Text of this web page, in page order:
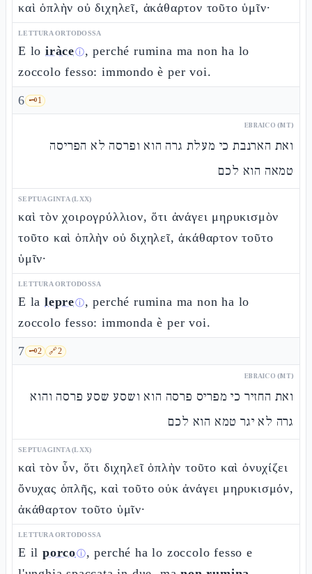
καὶ ὁπλὴν οὐ διχηλεῖ, ἀκάθαρτον τοῦτο ὑμῖν·
LETTURA ORTODOSSA
E lo iràceⓘ, perché rumina ma non ha lo
zoccolo fesso: immondo è per voi.
6 🗝️1
EBRAICO (MT)
ואת הארנבת כי מעלת גרה הוא ופרסה לא הפריסה
טמאה הוא לכם
SEPTUAGINTA (LXX)
καὶ τὸν χοιρογρύλλιον, ὅτι ἀνάγει μηρυκισμὸν
τοῦτο καὶ ὁπλὴν οὐ διχηλεῖ, ἀκάθαρτον τοῦτο
ὑμῖν·
LETTURA ORTODOSSA
E la lepreⓘ, perché rumina ma non ha lo
zoccolo fesso: immonda è per voi.
7 🗝️2 🔗2
EBRAICO (MT)
ואת החזיר כי מפריס פרסה הוא ושסע שסע פרסה והוא
גרה לא יגר טמא הוא לכם
SEPTUAGINTA (LXX)
καὶ τὸν ὗν, ὅτι διχηλεῖ ὁπλὴν τοῦτο καὶ ὀνυχίζει
ὄνυχας ὁπλῆς, καὶ τοῦτο οὐκ ἀνάγει μηρυκισμόν,
ἀκάθαρτον τοῦτο ὑμῖν·
LETTURA ORTODOSSA
E il porcoⓘ, perché ha lo zoccolo fesso e